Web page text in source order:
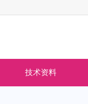
技术资料